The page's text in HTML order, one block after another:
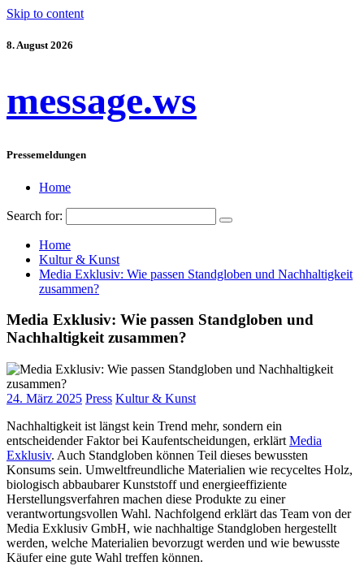
Skip to content
8. August 2026
message.ws
Pressemeldungen
Home
Search for:
Home
Kultur & Kunst
Media Exklusiv: Wie passen Standgloben und Nachhaltigkeit
zusammen?
Media Exklusiv: Wie passen Standgloben und
Nachhaltigkeit zusammen?
24. März 2025 Press Kultur & Kunst
Nachhaltigkeit ist längst kein Trend mehr, sondern ein
entscheidender Faktor bei Kaufentscheidungen, erklärt Media
Exklusiv. Auch Standgloben können Teil dieses bewussten
Konsums sein. Umweltfreundliche Materialien wie recyceltes Holz,
biologisch abbaubarer Kunststoff und energieeffiziente
Herstellungsverfahren machen diese Produkte zu einer
verantwortungsvollen Wahl. Nachfolgend erklärt das Team von der
Media Exklusiv GmbH, wie nachhaltige Standgloben hergestellt
werden, welche Materialien bevorzugt werden und wie bewusste
Käufer eine gute Wahl treffen können.